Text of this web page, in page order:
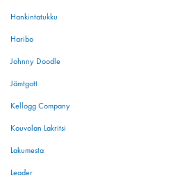
Hankintatukku
Haribo
Johnny Doodle
Jämtgott
Kellogg Company
Kouvolan Lakritsi
Lakumesta
Leader